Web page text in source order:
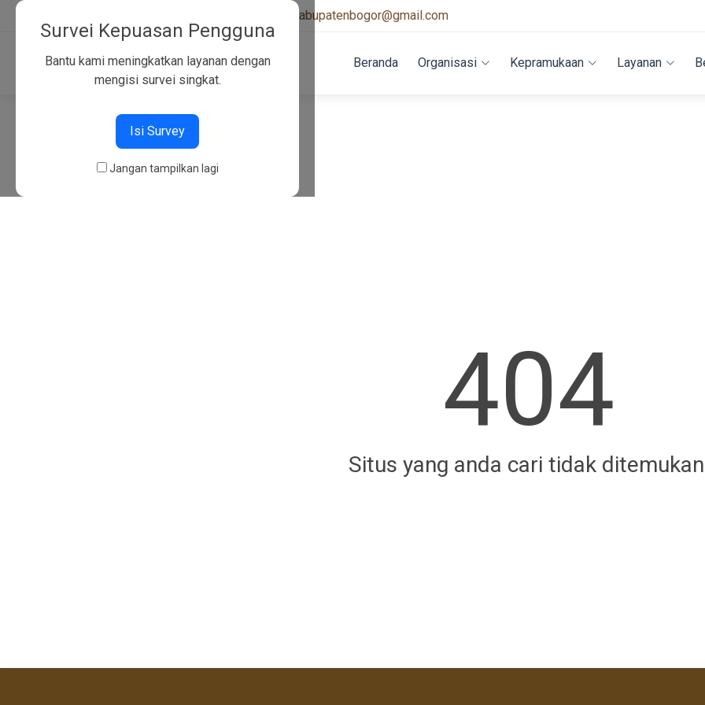
kwarcabkabupatenbogor@gmail.com
Beranda Organisasi Kepramukaan Layanan
404
404
Situs yang anda cari tidak
Survei Kepuasan Pengguna
Bantu kami meningkatkan layanan dengan
mengisi survei singkat.
Isi Survey
Jangan tampilkan lagi